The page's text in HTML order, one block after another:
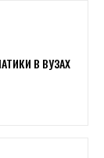
В ВУЗАХ